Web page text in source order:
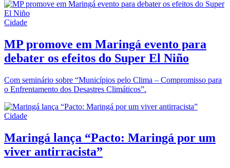
Cidade
MP promove em Maringá evento para
debater os efeitos do Super El Niño
Com seminário sobre “Municípios pelo Clima – Compromisso para
o Enfrentamento dos Desastres Climáticos”.
Cidade
Maringá lança “Pacto: Maringá por um
viver antirracista”